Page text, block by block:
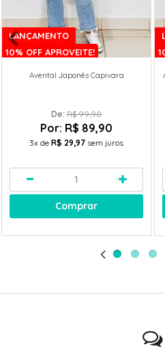
LANÇAMENTO
10% OFF APROVEITE!
Avental Japonês Capivara
De: R$ 99,90
Por: R$ 89,90
3x de R$ 29,97 sem juros
Comprar